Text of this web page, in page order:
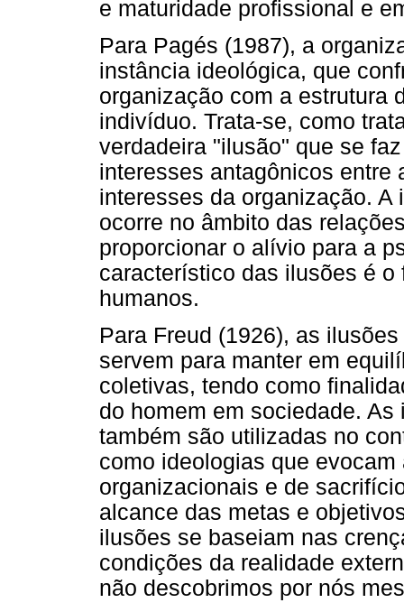
e maturidade profissional e
Para Pagés (1987), a
instância ideológica, que
organização com a estrutura
indivíduo. Trata-se, como
verdadeira "ilusão" que se
interesses antagônicos
interesses da organização. A
ocorre no âmbito das
proporcionar o alívio para a
característico das ilusões é
humanos.
Para Freud (1926), as
servem para manter em
coletivas, tendo como
do homem em sociedade.
também são utilizadas no
como ideologias que
organizacionais e de
alcance das metas e
ilusões se baseiam nas
condições da realidade
não descobrimos por nós